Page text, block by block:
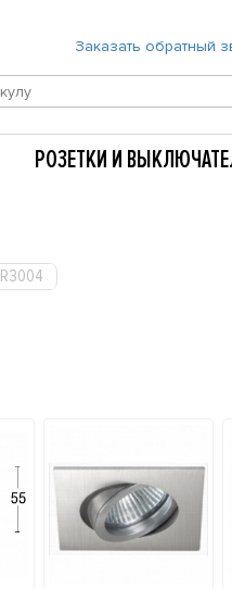
Заказать обратный
РОЗЕТКИ И
R3004